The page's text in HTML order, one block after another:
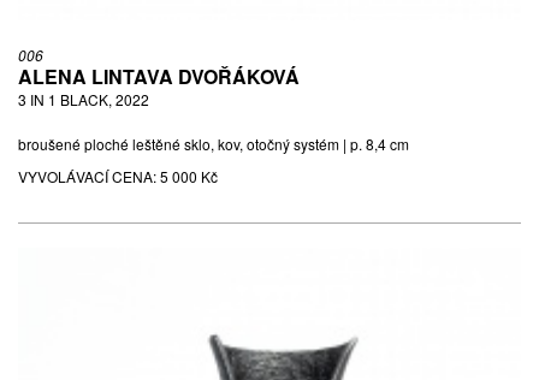
006
ALENA LINTAVA DVOŘÁKOVÁ
3 IN 1 BLACK, 2022
broušené ploché leštěné sklo, kov, otočný systém | p. 8,4 cm
VYVOLÁVACÍ CENA:5 000 Kč